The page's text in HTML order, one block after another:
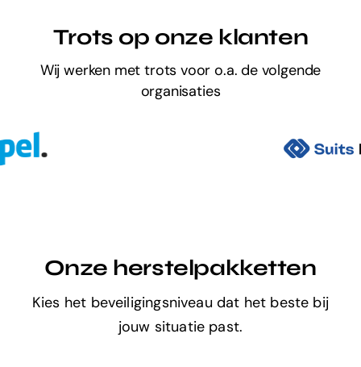
Trots op onze klanten
Wij werken met trots voor o.a. de volgende
organisaties
Onze herstelpakketten
Kies het beveiligingsniveau dat het beste bij
jouw situatie past.